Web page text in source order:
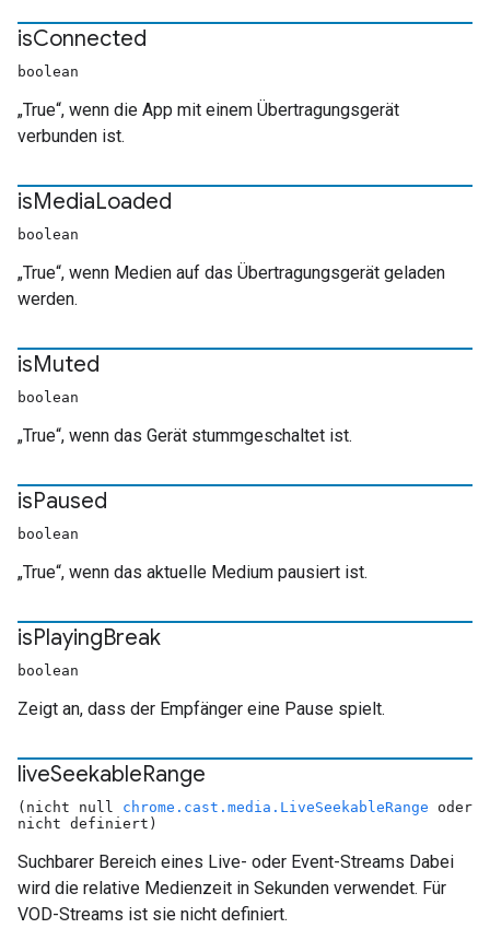
isConnected
boolean
„True“, wenn die App mit einem Übertragungsgerät
verbunden ist.
isMediaLoaded
boolean
„True“, wenn Medien auf das Übertragungsgerät geladen
werden.
isMuted
boolean
„True“, wenn das Gerät stummgeschaltet ist.
isPaused
boolean
„True“, wenn das aktuelle Medium pausiert ist.
isPlayingBreak
boolean
Zeigt an, dass der Empfänger eine Pause spielt.
liveSeekableRange
(nicht null chrome.cast.media.LiveSeekableRange oder
nicht definiert)
Suchbarer Bereich eines Live- oder Event-Streams Dabei
wird die relative Medienzeit in Sekunden verwendet. Für
VOD-Streams ist sie nicht definiert.